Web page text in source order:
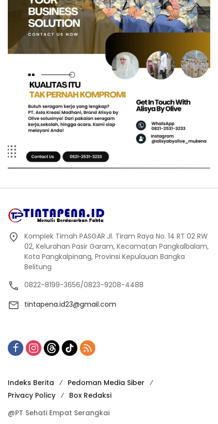
Komplek Timah PASGAR Jl. Tiram Raya No. 14 RT 02 RW
02, Kelurahan Pasir Garam, Kecamatan Pangkalbalam,
Kota Pangkalpinang, Provinsi Kepulauan Bangka
Belitung
0822-8199-3656/0823-9208-4488
tintapena.id23@gmail.com
Indeks Berita
Pedoman Media Siber
Privacy Policy
Box Redaksi
@PT Sehati Empat Serangkai